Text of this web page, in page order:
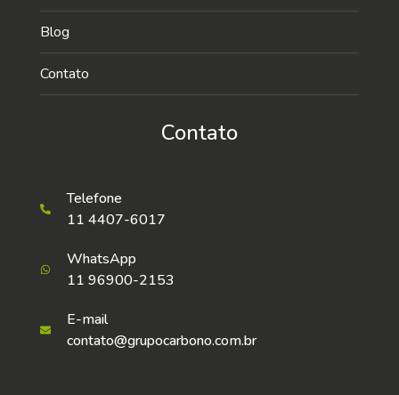
Blog
Contato
Contato
Telefone
11 4407-6017
WhatsApp
11 96900-2153
E-mail
contato@grupocarbono.com.br